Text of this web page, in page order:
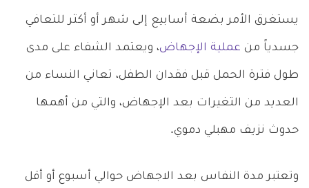
يستغرق الأمر بضعة أسابيع إلى شهر أو أكثر للتعافي
جسدياً من عملية الإجهاض، ويعتمد الشفاء على مدى
طول فترة الحمل قبل فقدان الطفل، تعاني النساء من
العديد من التغيرات بعد الإجهاض، والتي من أهمها
حدوث نزيف مهبلي دموي.
وتعتبر مدة النفاس بعد الاجهاض حوالي أسبوع أو أقل